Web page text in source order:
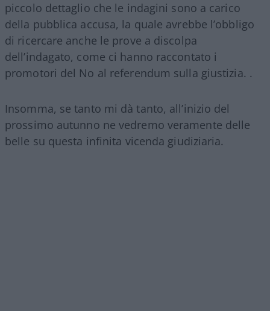
piccolo dettaglio che le indagini sono a carico
della pubblica accusa, la quale avrebbe l’obbligo
di ricercare anche le prove a discolpa
dell’indagato, come ci hanno raccontato i
promotori del No al referendum sulla giustizia. .
Insomma, se tanto mi dà tanto, all’inizio del
prossimo autunno ne vedremo veramente delle
belle su questa infinita vicenda giudiziaria.